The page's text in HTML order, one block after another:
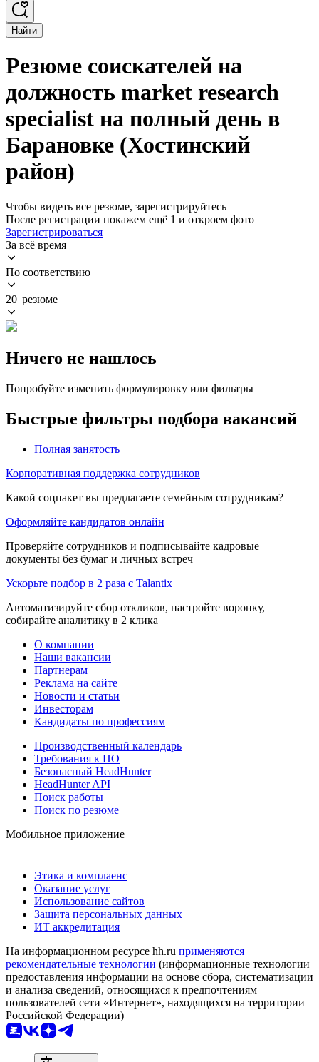
Найти
Резюме соискателей на
должность market research
specialist на полный день в
Барановке (Хостинский
район)
Чтобы видеть все резюме, зарегистрируйтесь
После регистрации покажем ещё 1 и откроем фото
Зарегистрироваться
За всё время
По соответствию
20 резюме
Ничего не нашлось
Попробуйте изменить формулировку или фильтры
Быстрые фильтры подбора вакансий
Полная занятость
Корпоративная поддержка сотрудников
Какой соцпакет вы предлагаете семейным сотрудникам?
Оформляйте кандидатов онлайн
Проверяйте сотрудников и подписывайте кадровые
документы без бумаг и личных встреч
Ускорьте подбор в 2 раза с Talantix
Автоматизируйте сбор откликов, настройте воронку,
собирайте аналитику в 2 клика
О компании
Наши вакансии
Партнерам
Реклама на сайте
Новости и статьи
Инвесторам
Кандидаты по профессиям
Производственный календарь
Требования к ПО
Безопасный HeadHunter
HeadHunter API
Поиск работы
Поиск по резюме
Мобильное приложение
Этика и комплаенс
Оказание услуг
Использование сайтов
Защита персональных данных
ИТ аккредитация
На информационном ресурсе hh.ru применяются
рекомендательные технологии (информационные технологии
предоставления информации на основе сбора, систематизации
и анализа сведений, относящихся к предпочтениям
пользователей сети «Интернет», находящихся на территории
Российской Федерации)